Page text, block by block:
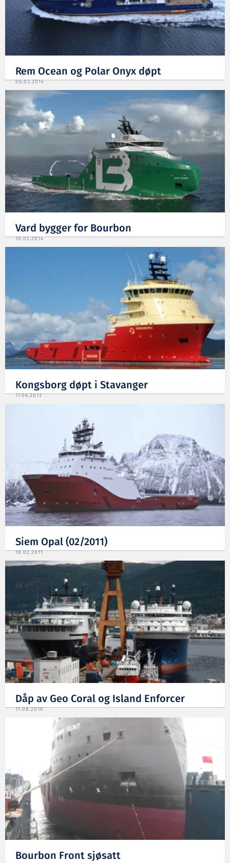
Rem Ocean og Polar Onyx døpt
06.03.2014
Vard bygger for Bourbon
10.02.2014
Kongsborg døpt i Stavanger
17.06.2013
Siem Opal (02/2011)
18.02.2011
Dåp av Geo Coral og Island Enforcer
11.08.2010
Bourbon Front sjøsatt